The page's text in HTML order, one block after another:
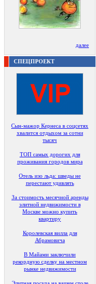
далее
СПЕЦПРОЕКТ
Сын-мажор Кернеса в соцсетях
хвалится отдыхом за сотни
тысяч
ТОП самых дорогих для
проживания городов мира
Отель изо льда: шведы не
перестают удивлять
За стоимость месячной аренды
элитной недвижимости в
Москве можно купить
квартиру
Королевская вилла для
Абрамовича
В Майами заключили
рекордную сделку на местном
рынке недвижимости